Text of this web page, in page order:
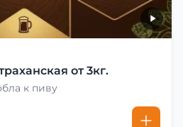
от 3кг.
к пиву